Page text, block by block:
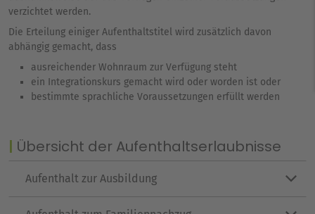
verzichtet werden.
Die Erteilung einiger Aufenthaltstitel wird zusätzlich davon
abhängig gemacht, dass
ausreichender Wohnraum zur Verfügung steht
ein Integrationskurs gemacht wird oder worden ist oder
bestimmte sprachliche Voraussetzungen erfüllt werden
Übersicht der Aufenthaltserlaubnisse
Aufenthalt zur Ausbildung